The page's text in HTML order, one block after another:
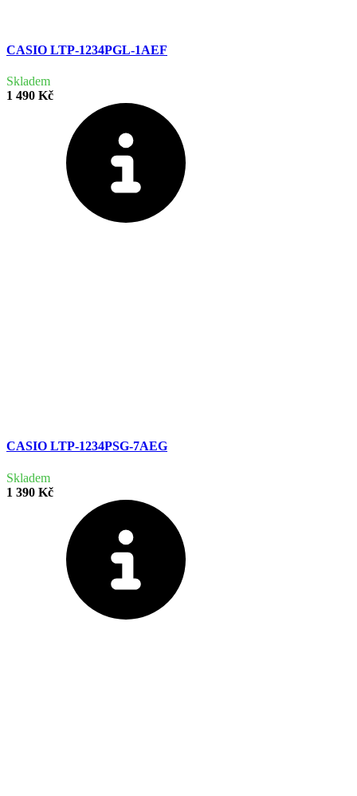
CASIO LTP-1234PGL-1AEF
Skladem
1 490 Kč
CASIO LTP-1234PSG-7AEG
Skladem
1 390 Kč